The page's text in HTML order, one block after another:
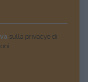
sulla privacye di